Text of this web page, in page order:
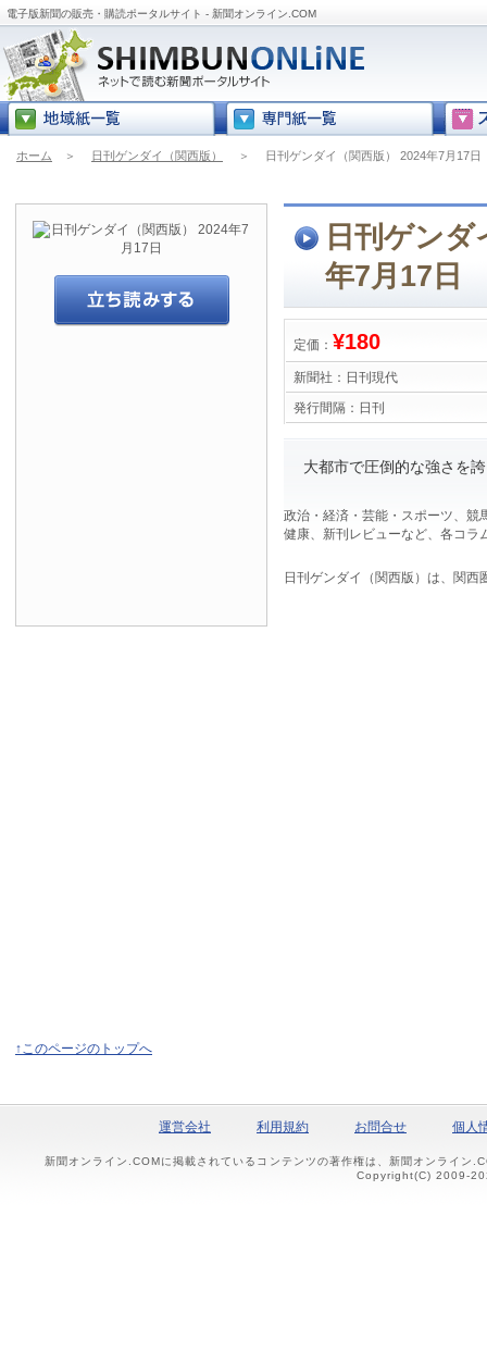
電子版新聞の販売・購読ポータルサイト - 新聞オンライン.COM
ホーム ＞ 日刊ゲンダイ（関西版） ＞ 日刊ゲンダイ（関西版） 2024年7月17日
日刊ゲン
年7月17日
定価： ¥180
新聞社： 日刊現代
発行間隔： 日刊
大都市で圧倒的な強さを
政治・経済・芸能・スポーツ、競
健康、新刊レビューなど、各コラ
日刊ゲンダイ（関西版）は、関
↑このページのトップへ
運営会社 利用規約 お問合せ 個人
新聞オンライン.COMに掲載されているコンテンツの著作権は、新聞オンライン
Copyright(C) 2009-